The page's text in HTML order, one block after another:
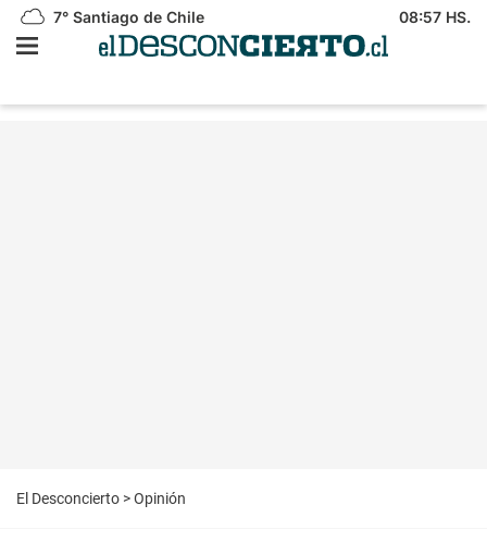
7° Santiago de Chile 08:57 HS.
El Desconcierto >Opinión